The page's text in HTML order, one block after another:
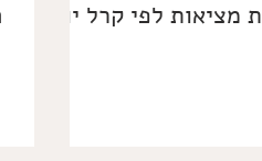
מציאות לפי קרל יונג